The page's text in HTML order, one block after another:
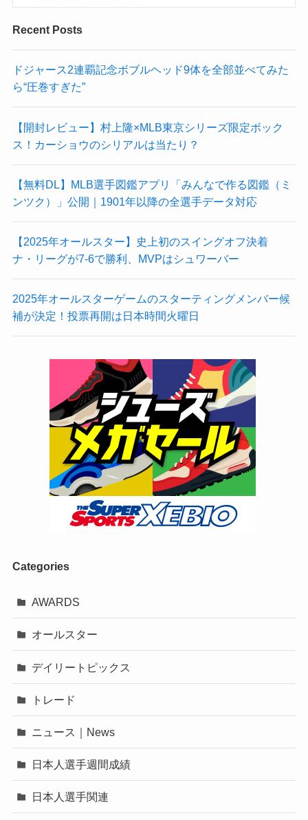
Recent Posts
ドジャース2連覇記念ボブルヘッド9体を全部並べてみた
ら“圧巻すぎた”
【開封レビュー】村上隆×MLB東京シリーズ限定ボック
ス！カーショウのシリアルは当たり？
【無料DL】MLB選手図鑑アプリ「みんなで作る図鑑（ミ
ンツク）」公開｜1901年以降の全選手データ対応
【2025年オールスター】史上初のスイングオフ決着
ナ・リーグが7-6で勝利、MVPはシュワーバー
2025年オールスターゲームのスターティングメンバー候
補が決定！投票再開は日本時間火曜日
Categories
AWARDS
オールスター
デイリートピックス
トレード
ニュース｜News
日本人選手週間成績
日本人選手関連